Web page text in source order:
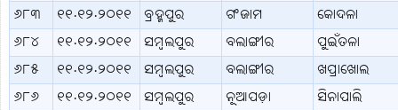
୬୮୩
୧୧.୧୨.୨୦୧୧ ବ୍ରହ୍ମପୁର ଗଂଜାମ
କୋଦଳା
୬୮୪
୧୧.୧୨.୨୦୧୧ ସମ୍ବଲପୁର ବଲାଙ୍ଗୀର
ପୁଇଁତଳା
୬୮୫
୧୧.୧୨.୨୦୧୧ ସମ୍ବଲପୁର ବଲାଙ୍ଗୀର
ଖପ୍ରାଖୋଲ
୬୮୬
୧୧.୧୨.୨୦୧୧ ସମ୍ବଲପୁର ନୂଆପଡ଼ା
ସିନାପାଲି